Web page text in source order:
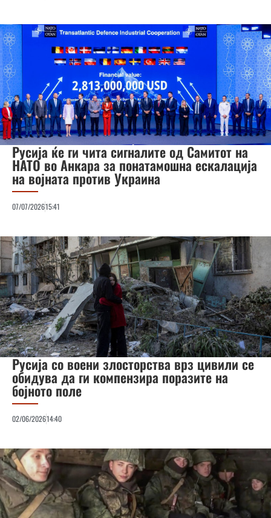
Русија ќе ги чита сигналите од Самитот на
НАТО во Анкара за понатамошна ескалација
на војната против Украина
07/07/202615:41
Русија со воени злосторства врз цивили се
обидува да ги компензира поразите на
бојното поле
02/06/202614:40